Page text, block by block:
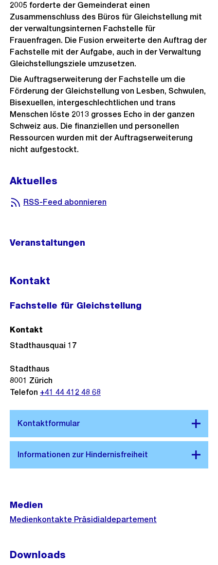
2005 forderte der Gemeinderat einen
Zusammenschluss des Büros für Gleichstellung mit
der verwaltungsinternen Fachstelle für
Frauenfragen. Die Fusion erweiterte den Auftrag der
Fachstelle mit der Aufgabe, auch in der Verwaltung
Gleichstellungsziele umzusetzen.
Die Auftragserweiterung der Fachstelle um die
Förderung der Gleichstellung von Lesben, Schwulen,
Bisexuellen, intergeschlechtlichen und trans
Menschen löste 2013 grosses Echo in der ganzen
Schweiz aus. Die finanziellen und personellen
Ressourcen wurden mit der Auftragserweiterung
nicht aufgestockt.
Aktuelles
RSS-Feed abonnieren
Veranstaltungen
Kontakt
Fachstelle für Gleichstellung
Kontakt
Stadthausquai 17
Stadthaus
8001 Zürich
Telefon +41 44 412 48 68
Medien
Medienkontakte Präsidialdepartement
Downloads